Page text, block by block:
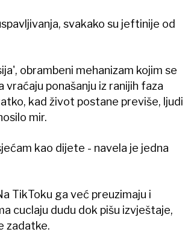
svakako su jeftinije od
obrambeni mehanizam kojim se
ponašanju iz ranijih faza
kad život postane previše, ljudi
mir.
kao dijete - navela je jedna
TikToku ga već preuzimaju i
cuclaju dudu dok pišu izvještaje,
zadatke.